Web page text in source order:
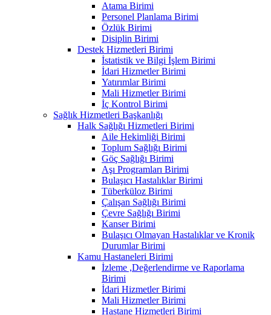
Atama Birimi
Personel Planlama Birimi
Özlük Birimi
Disiplin Birimi
Destek Hizmetleri Birimi
İstatistik ve Bilgi İşlem Birimi
İdari Hizmetler Birimi
Yatırımlar Birimi
Mali Hizmetler Birimi
İç Kontrol Birimi
Sağlık Hizmetleri Başkanlığı
Halk Sağlığı Hizmetleri Birimi
Aile Hekimliği Birimi
Toplum Sağlığı Birimi
Göç Sağlığı Birimi
Aşı Programları Birimi
Bulaşıcı Hastalıklar Birimi
Tüberküloz Birimi
Çalışan Sağlığı Birimi
Çevre Sağlığı Birimi
Kanser Birimi
Bulaşıcı Olmayan Hastalıklar ve Kronik
Durumlar Birimi
Kamu Hastaneleri Birimi
İzleme ,Değerlendirme ve Raporlama
Birimi
İdari Hizmetler Birimi
Mali Hizmetler Birimi
Hastane Hizmetleri Birimi